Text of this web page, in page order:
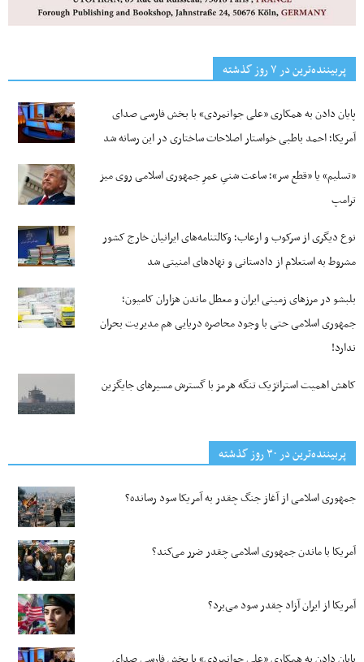
پربیننده‌ترین‌ در ۷ روز گذشته
پایان دادن به همکاری «علی جوانمردی» با بخش فارسی صدای
آمریکا؛ احمد باطبی خواستار اصلاحات ساختاری در این رسانه شد
«تسلیم» یا «قطع سر»؛ ساعت شنیِ عمرِ جمهوری اسلامی روی میز
ترامپ
نوع دیگری از سرکوب و ارعاب؛ وکالتنامه‌های ایرانیان خارج کشور
مشروط به استعلام از دادستانی و نهادهای امنیتی شد
بلبشو در مرزهای زمینی ایران و معطل ماندن هزاران کامیون؛
جمهوری اسلامی حتی با وجود محاصره دریایی هم مدیریت بحران
ندارد!
کاهش اهمیت استراتژیک تنگه‌ هرمز با گسترش مسیرهای جایگزین
پربیننده‌ترین‌ در ۳۰ روز گذشته
جمهوری اسلامی از آغاز جنگ چقدر به آمریکا سود رسانده؟
آمریکا با ماندن جمهوری اسلامی چقدر ضرر می‌کند؟
آمریکا از ایران آزاد چقدر سود می‌برد؟